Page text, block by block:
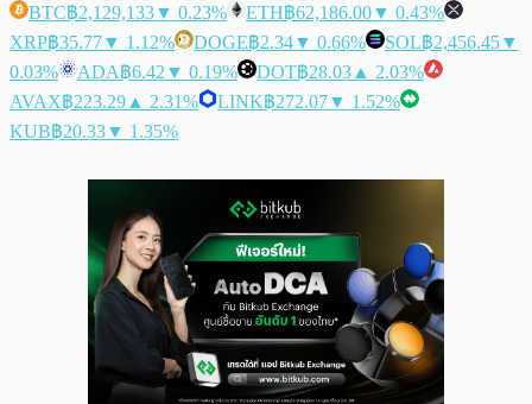
BTC฿2,129,133▼ 0.23% ETH฿62,186.00▼ 0.43%
XRP฿35.77▼ 1.12% DOGE฿2.34▼ 0.66% SOL฿2,456.45▼
0.03%
ADA฿6.42 ▼ 0.19% DOT฿28.03 ▲ 2.03%
AVAX฿223.29 ▲ 2.31% LINK฿272.07▼ 1.52%
KUB฿20.33▼ 1.35%